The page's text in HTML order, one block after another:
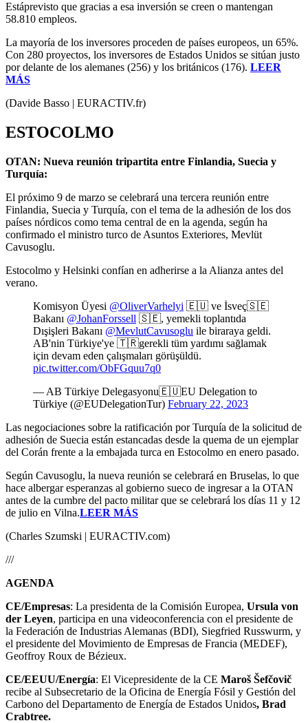
Estáprevisto que gracias a esa inversión se creen o mantengan
58.810 empleos.
La mayoría de los inversores proceden de países europeos, un 65%.
Con 280 proyectos, los inversores de Estados Unidos se sitúan justo
por delante de los alemanes (256) y los británicos (176). LEER
MÁS
(Davide Basso | EURACTIV.fr)
ESTOCOLMO
OTAN: Nueva reunión tripartita entre Finlandia, Suecia y
Turquía:
El próximo 9 de marzo se celebrará una tercera reunión entre
Finlandia, Suecia y Turquía, con el tema de la adhesión de los dos
países nórdicos como tema central de en la agenda, según ha
confirmado el ministro turco de Asuntos Exteriores, Mevlüt
Cavusoglu.
Estocolmo y Helsinki confían en adherirse a la Alianza antes del
verano.
Komisyon Üyesi @OliverVarhelyi 🇪🇺 ve İsveç🇸🇪
Bakanı @JohanForssell 🇸🇪, yemekli toplantıda
Dışişleri Bakanı @MevlutCavusoglu ile biraraya geldi.
AB'nin Türkiye'ye 🇹🇷gerekli tüm yardımı sağlamak
için devam eden çalışmaları görüşüldü.
pic.twitter.com/ObFGquu7q0
— AB Türkiye Delegasyonu🇪🇺EU Delegation to
Türkiye (@EUDelegationTur) February 22, 2023
Las negociaciones sobre la ratificación por Turquía de la solicitud de
adhesión de Suecia están estancadas desde la quema de un ejemplar
del Corán frente a la embajada turca en Estocolmo en enero pasado.
Según Cavusoglu, la nueva reunión se celebrará en Bruselas, lo que
hace albergar esperanzas al gobierno sueco de ingresar a la OTAN
antes de la cumbre del pacto militar que se celebrará los días 11 y 12
de julio en Vilna.LEER MÁS
(Charles Szumski | EURACTIV.com)
///
AGENDA
CE/Empresas: La presidenta de la Comisión Europea, Ursula von
der Leyen, participa en una videoconferencia con el presidente de
la Federación de Industrias Alemanas (BDI), Siegfried Russwurm, y
el presidente del Movimiento de Empresas de Francia (MEDEF),
Geoffroy Roux de Bézieux.
CE/EEUU/Energía: El Vicepresidente de la CE Maroš Šefčovič
recibe al Subsecretario de la Oficina de Energía Fósil y Gestión del
Carbono del Departamento de Energía de Estados Unidos, Brad
Crabtree.